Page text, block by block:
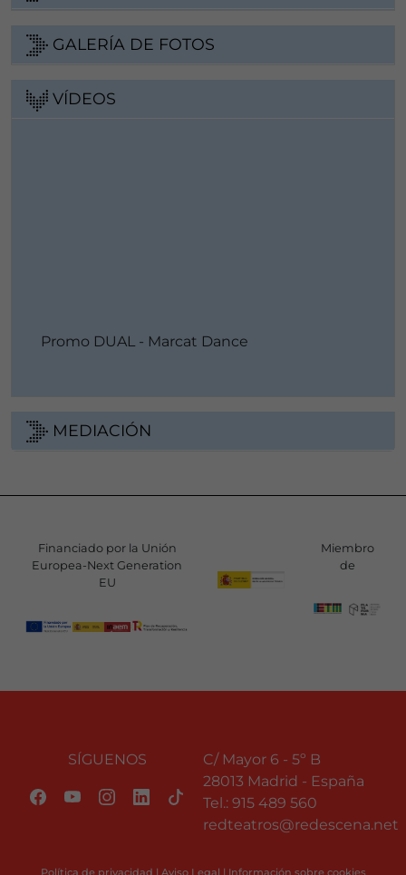
GALERÍA DE FOTOS
VÍDEOS
Promo DUAL - Marcat Dance
MEDIACIÓN
Financiado por la Unión
Europea-Next Generation
EU
Miembro
de
SÍGUENOS
C/ Mayor 6 - 5º B
28013 Madrid - España
Tel.: 915 489 560
redteatros@redescena.net
Política de privacidad | Aviso Legal | Información sobre cookies